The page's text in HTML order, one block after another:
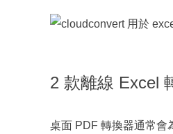
2 款離線 Excel
桌面 PDF 轉換器通常會